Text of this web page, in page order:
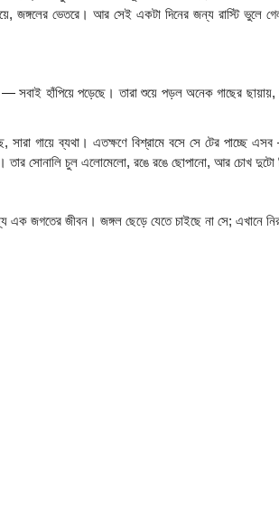
জঙ্গলের ভেতরে। আর সেই একটা দিনের জন্য রাস্টি ভুলে
— সবাই হাঁপিয়ে পড়েছে। তারা শুয়ে পড়ল অনেক গাছের
সারা গায়ে ব্যথা। এতক্ষণে বিশ্রামে বসে সে টের পাচ্ছে
তার সোনালি চুল এলোমেলো, রঙে রঙে ছোপানো, আর চোখ দুটো
জীবন। জঙ্গল ছেড়ে যেতে চাইছে না সে; এখানে